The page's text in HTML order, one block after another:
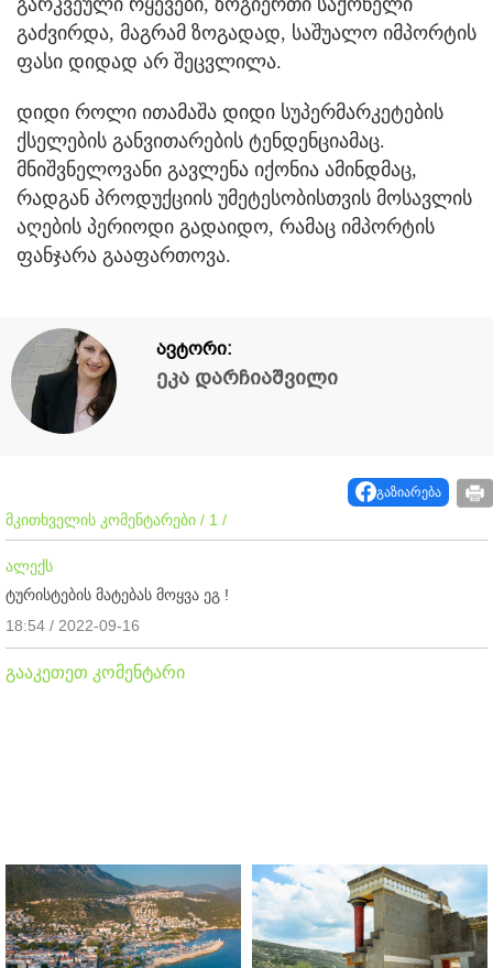
გაძვირდა, მაგრამ ზოგადად, საშუალო იმპორტის
ფასი დიდად არ შეცვლილა.
დიდი როლი ითამაშა დიდი სუპერმარკეტების
ქსელების განვითარების ტენდენციამაც.
მნიშვნელოვანი გავლენა იქონია ამინდმაც,
რადგან პროდუქციის უმეტესობისთვის მოსავლის
აღების პერიოდი გადაიდო, რამაც იმპორტის
ფანჯარა გააფართოვა.
ავტორი:
ეკა დარჩიაშვილი
გაზიარება
მკითხველის კომენტარები / 1 /
ალექს
ტურისტების მატებას მოყვა ეგ !
18:54 / 2022-09-16
გააკეთეთ კომენტარი